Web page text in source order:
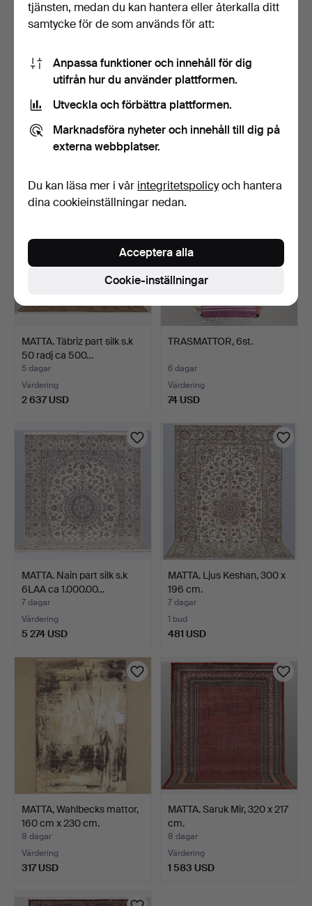
MATTA. Heriz - växtfärger,
381 x 280 cm.
2 dagar
MATTA. Keshan fine korkull,
2 dagar
MATTA. Täbriz part silk s.k
50 radj ca 500…
5 dagar
Värdering
2 637 USD
TRASMATTOR, 6st.
6 dagar
Värdering
74 USD
MATTA. Nain part silk s.k
6LAA ca 1.000.00…
7 dagar
Värdering
5 274 USD
MATTA. Ljus Keshan, 300 x
196 cm.
7 dagar
1 bud
481 USD
MATTA, Wahlbecks mattor,
160 cm x 230 cm.
8 dagar
Värdering
317 USD
MATTA. Saruk Mir, 320 x 217
cm.
8 dagar
Värdering
1 583 USD
tjänsten, medan du kan hantera eller återkalla ditt
samtycke för de som används för att:
Anpassa funktioner och innehåll för dig
utifrån hur du använder plattformen.
Utveckla och förbättra plattformen.
Marknadsföra nyheter och innehåll till dig på
externa webbplatser.
Du kan läsa mer i vår integritetspolicyoch hantera
dina cookieinställningar nedan.
Cookie-inställningar
Acceptera alla